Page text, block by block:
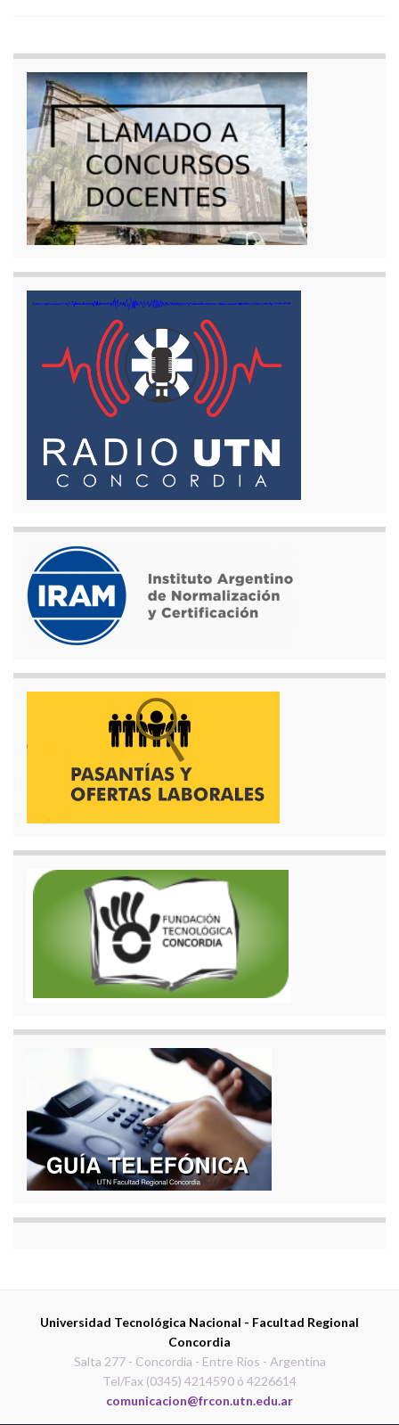
Universidad Tecnológica Nacional - Facultad Regional
Concordia
Salta 277 - Concordia - Entre Ríos - Argentina
Tel/Fax (0345) 4214590 ó 4226614
comunicacion@frcon.utn.edu.ar